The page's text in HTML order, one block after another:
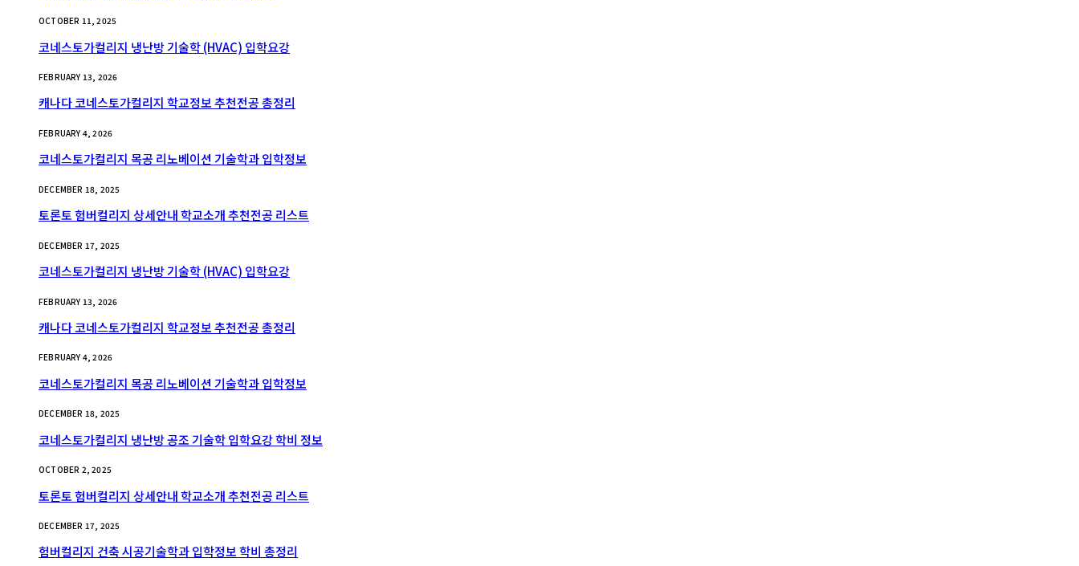
OCTOBER 11, 2025
코네스토가컬리지 냉난방 기술학 (HVAC) 입학요강
FEBRUARY 13, 2026
캐나다 코네스토가컬리지 학교정보 추천전공 총정리
FEBRUARY 4, 2026
코네스토가컬리지 목공 리노베이션 기술학과 입학정보
DECEMBER 18, 2025
토론토 험버컬리지 상세안내 학교소개 추천전공 리스트
DECEMBER 17, 2025
코네스토가컬리지 냉난방 기술학 (HVAC) 입학요강
FEBRUARY 13, 2026
캐나다 코네스토가컬리지 학교정보 추천전공 총정리
FEBRUARY 4, 2026
코네스토가컬리지 목공 리노베이션 기술학과 입학정보
DECEMBER 18, 2025
코네스토가컬리지 냉난방 공조 기술학 입학요강 학비 정보
OCTOBER 2, 2025
토론토 험버컬리지 상세안내 학교소개 추천전공 리스트
DECEMBER 17, 2025
험버컬리지 건축 시공기술학과 입학정보 학비 총정리